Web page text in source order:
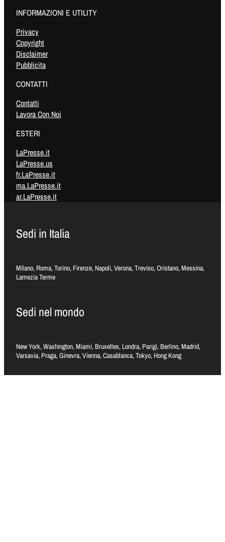
INFORMAZIONI E UTILITY
Privacy
Copyright
Disclaimer
Pubblicita
CONTATTI
Contatti
Lavora Con Noi
ESTERI
LaPresse.it
LaPresse.us
fr.LaPresse.it
ma.LaPresse.it
ar.LaPresse.it
Sedi in Italia
Milano, Roma, Torino, Firenze, Napoli, Verona, Treviso, Oristano, Messina,
Lamezia Terme
Sedi nel mondo
New York, Washington, Miami, Bruxelles, Londra, Parigi, Berlino, Madrid,
Varsavia, Praga, Ginevra, Vienna, Casablanca, Tokyo, Hong Kong